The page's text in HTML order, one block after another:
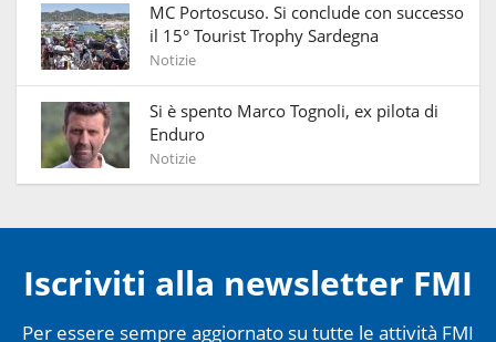
MC Portoscuso. Si conclude con successo
il 15° Tourist Trophy Sardegna
Notizie
Si è spento Marco Tognoli, ex pilota di
Enduro
Notizie
Iscriviti alla newsletter FMI
Per essere sempre aggiornato su tutte le attività FMI